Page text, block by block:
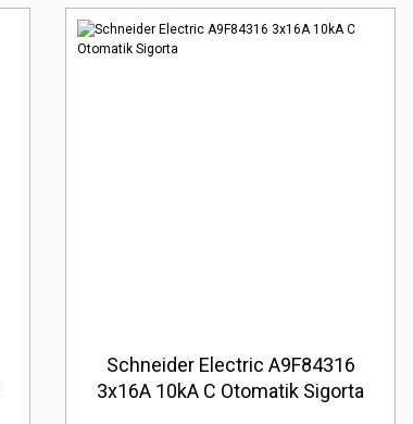
Schneider Electric A9F84316
3x16A 10kA C Otomatik Sigorta